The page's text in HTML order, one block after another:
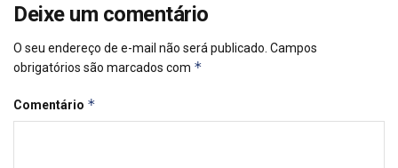
Deixe um comentário
O seu endereço de e-mail não será publicado. Campos
obrigatórios são marcados com *
Comentário *